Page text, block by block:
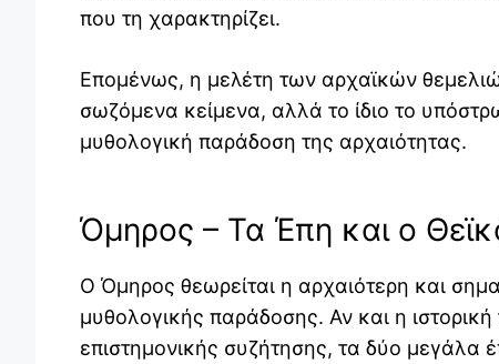
που τη χαρακτηρίζει.
Επομένως, η μελέτη των αρχαϊκών
σωζόμενα κείμενα, αλλά το ίδιο το
μυθολογική παράδοση της αρχαιότητας.
Όμηρος – Τα Έπη και ο
Ο Όμηρος θεωρείται η αρχαιότερη και
μυθολογικής παράδοσης. Αν και η
επιστημονικής συζήτησης, τα δύο μεγάλα